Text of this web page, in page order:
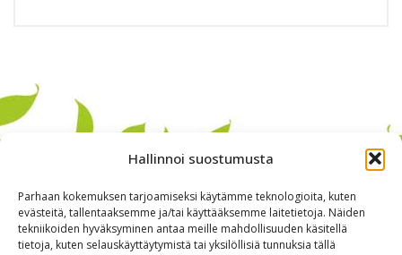
Hallinnoi suostumusta
Parhaan kokemuksen tarjoamiseksi käytämme teknologioita, kuten
evästeitä, tallentaaksemme ja/tai käyttääksemme laitetietoja. Näiden
tekniikoiden hyväksyminen antaa meille mahdollisuuden käsitellä
tietoja, kuten selauskäyttäytymistä tai yksilöllisiä tunnuksia tällä